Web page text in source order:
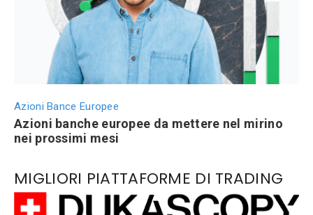
Azioni Bance Europee
Azioni banche europee da mettere nel mirino
nei prossimi mesi
MIGLIORI PIATTAFORME DI TRADING